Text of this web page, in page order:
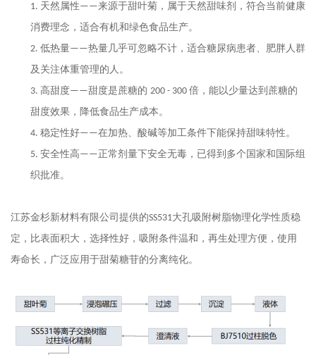
1. 天然属性——来源于甜叶菊，属于天然甜味剂，符合当前健康
消费理念，适合有机和绿色食品生产。
2. 低热量——热量几乎可忽略不计，适合糖尿病患者、肥胖人群
及关注体重管理的人。
3. 高甜度——甜度是蔗糖的 200 - 300 倍，能以少量达到蔗糖的
甜度效果，降低食品生产成本。
4. 稳定性好——在加热、酸碱等加工条件下能保持甜味特性。
5. 安全性高——正常剂量下安全无毒，已得到多个国家和国际组
织批准。
江苏金杉新材料有限公司提供的SS531大孔吸附树脂物理化学性质稳
定，比表面积大，选择性好，吸附条件温和，再生处理方便，使用
寿命长，广泛应用于甜菊糖苷的分离纯化。